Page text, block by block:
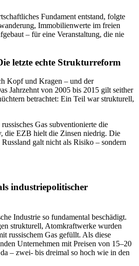
Fundament entstand, folgte
Immobilienwerte im freien
– für eine Veranstaltung, die nie
letzte echte Strukturreform
Kopf und Kragen – und der
Jahrzehnt von 2005 bis 2015 gilt seither
betrachtet: Ein Teil war strukturell,
Gas subventionierte die
die EZB hielt die Zinsen niedrig. Die
galt nicht als Risiko – sondern
industriepolitischer
Industrie so fundamental beschädigt.
strukturell, Atomkraftwerke wurden
russischem Gas gefüllt. Als diese
Unternehmen mit Preisen von 15–20
– zwei- bis dreimal so hoch wie in den